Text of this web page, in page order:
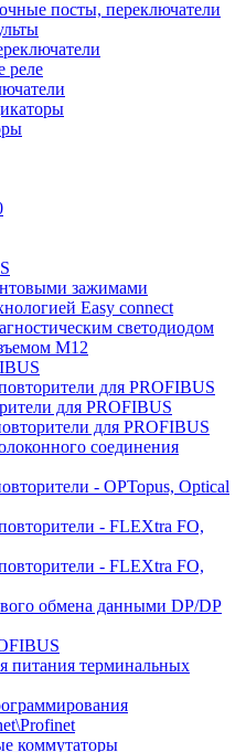
посты, переключатели
реле
зажимами
Easy connect
светодиодом
М12
для PROFIBUS
для PROFIBUS
для PROFIBUS
соединения
- OPTopus, Optical
- FLEXtra FO,
- FLEXtra FO,
обмена данными DP/DP
питания терминальных
коммутаторы